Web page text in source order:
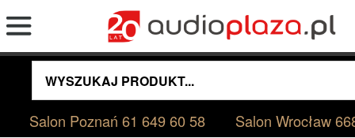
Salon Poznań61 649 60 58 Salon Wrocław